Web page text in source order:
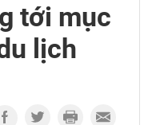
tới mục
lịch